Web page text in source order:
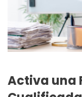
Activa una